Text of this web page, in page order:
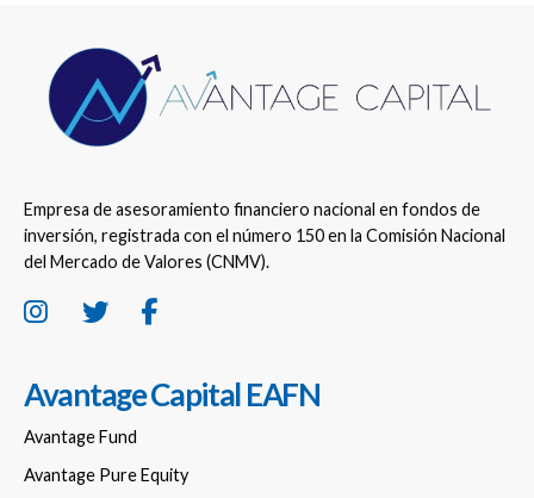
Empresa de asesoramiento financiero nacional en fondos de
inversión, registrada con el número 150 en la Comisión Nacional
del Mercado de Valores (CNMV).
Avantage Capital EAFN
Avantage Fund
Avantage Pure Equity